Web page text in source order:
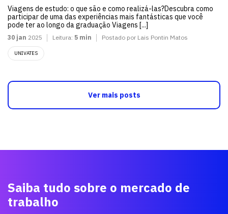
Viagens de estudo: o que são e como realizá-las?Descubra como
participar de uma das experiências mais fantásticas que você
pode ter ao longo da graduação Viagens [...]
30 jan 2025 Leitura: 5 min Postado por Lais Pontin Matos
UNIVATES
Ver mais posts
Saiba tudo sobre o mercado de
trabalho